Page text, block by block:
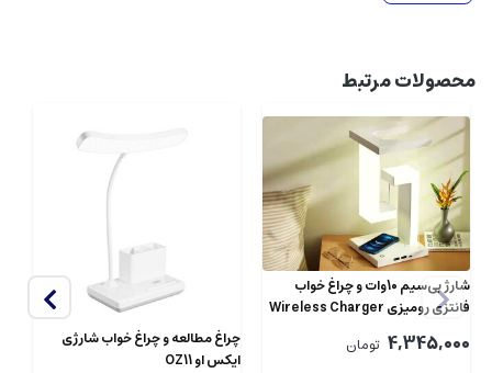
محصولات مرتبط
شارژ بی‌سیم 10وات و چراغ خواب
فانتزی رومیزی Wireless Charger
4,345,000 تومان
چراغ مطالعه و چراغ خواب شارژی
ایکس او OZ11